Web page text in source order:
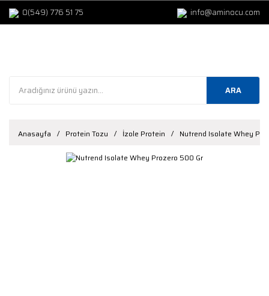
0(549) 776 51 75 info@aminocu.com
ARA
Anasayfa Protein Tozu İzole Protein Nutrend Isolate Whey